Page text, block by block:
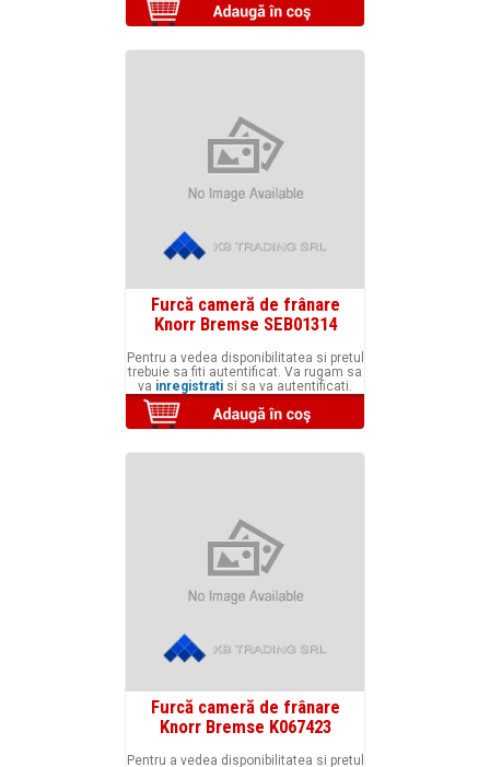
Furcă cameră de frânare
Knorr Bremse SEB01314
Pentru a vedea disponibilitatea si pretul
trebuie sa fiti autentificat. Va rugam sa
va inregistrati si sa va autentificati.
Furcă cameră de frânare
Knorr Bremse K067423
Pentru a vedea disponibilitatea si pretul